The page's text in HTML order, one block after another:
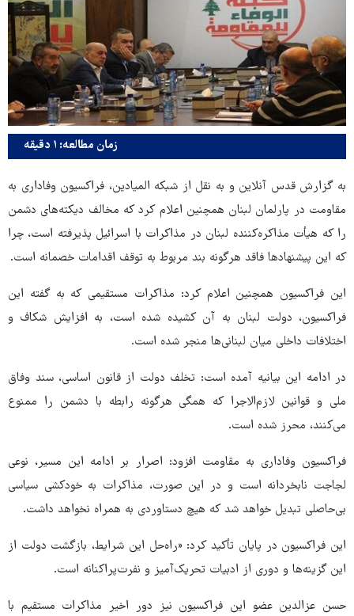
زمان مطالعه: ۱ دقیقه
به گزارش قدس آنلاین و به نقل از شبکه المیادین، فراکسیون وفاداری به
مقاومت در پارلمان لبنان همچنین اعلام کرد که مخالف دیکته‌های دشمن
را که هیأت مذاکره‌کننده لبنان در مذاکرات با اسرائیل پذیرفته است، چرا
که این پیشنهادها فاقد هرگونه بند مربوط به توقف اقدامات خصمانه است.
این فراکسیون همچنین اعلام کرد: مذاکرات مستقیمی که به گفته این
فراکسیون، دولت لبنان به آن کشیده شده است، به افزایش شکاف و
اختلافات داخلی میان لبنانی‌ها منجر شده است.
در ادامه این بیانیه آمده است: تخلف دولت از قانون اساسی، سند وفاق
ملی و قوانین لازم‌الاجرا که همگی هرگونه رابطه با دشمن را ممنوع
می‌کنند، محرز شده است.
فراکسیون وفاداری به مقاومت افزود: اصرار بر ادامه این مسیر، نوعی
لجاجت نابخردانه است و در این صورت، مذاکرات به خودکشی سیاسی
بی‌حاصلی تبدیل خواهد شد که هیچ دستاوردی به همراه نخواهد داشت.
این فراکسیون در پایان تأکید کرد: «راه‌حل این شرایط، بازگشت دولت از
این گزینه‌ها و دوری از ادبیات تحریک‌آمیز و نفرت‌پراکنانه است.
حسن عزالدین عضو این فراکسیون نیز دور اخیر مذاکرات مستقیم با